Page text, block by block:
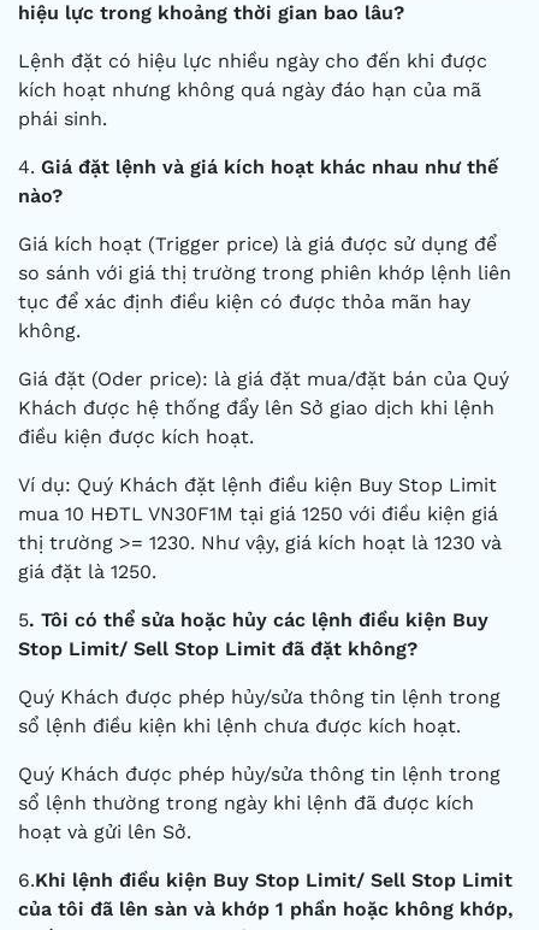
hiệu lực trong khoảng thời gian bao lâu?
Lệnh đặt có hiệu lực nhiều ngày cho đến khi được
kích hoạt nhưng không quá ngày đáo hạn của mã
phái sinh.
4. Giá đặt lệnh và giá kích hoạt khác nhau như thế
nào?
Giá kích hoạt (Trigger price) là giá được sử dụng để
so sánh với giá thị trường trong phiên khớp lệnh liên
tục để xác định điều kiện có được thỏa mãn hay
không.
Giá đặt (Oder price): là giá đặt mua/đặt bán của Quý
Khách được hệ thống đẩy lên Sở giao dịch khi lệnh
điều kiện được kích hoạt.
Ví dụ: Quý Khách đặt lệnh điều kiện Buy Stop Limit
mua 10 HĐTL VN30F1M tại giá 1250 với điều kiện giá
thị trường >= 1230. Như vậy, giá kích hoạt là 1230 và
giá đặt là 1250.
5. Tôi có thể sửa hoặc hủy các lệnh điều kiện Buy
Stop Limit/ Sell Stop Limit đã đặt không?
Quý Khách được phép hủy/sửa thông tin lệnh trong
sổ lệnh điều kiện khi lệnh chưa được kích hoạt.
Quý Khách được phép hủy/sửa thông tin lệnh trong
sổ lệnh thường trong ngày khi lệnh đã được kích
hoạt và gửi lên Sở.
6.Khi lệnh điều kiện Buy Stop Limit/ Sell Stop Limit
của tôi đã lên sàn và khớp 1 phần hoặc không khớp,